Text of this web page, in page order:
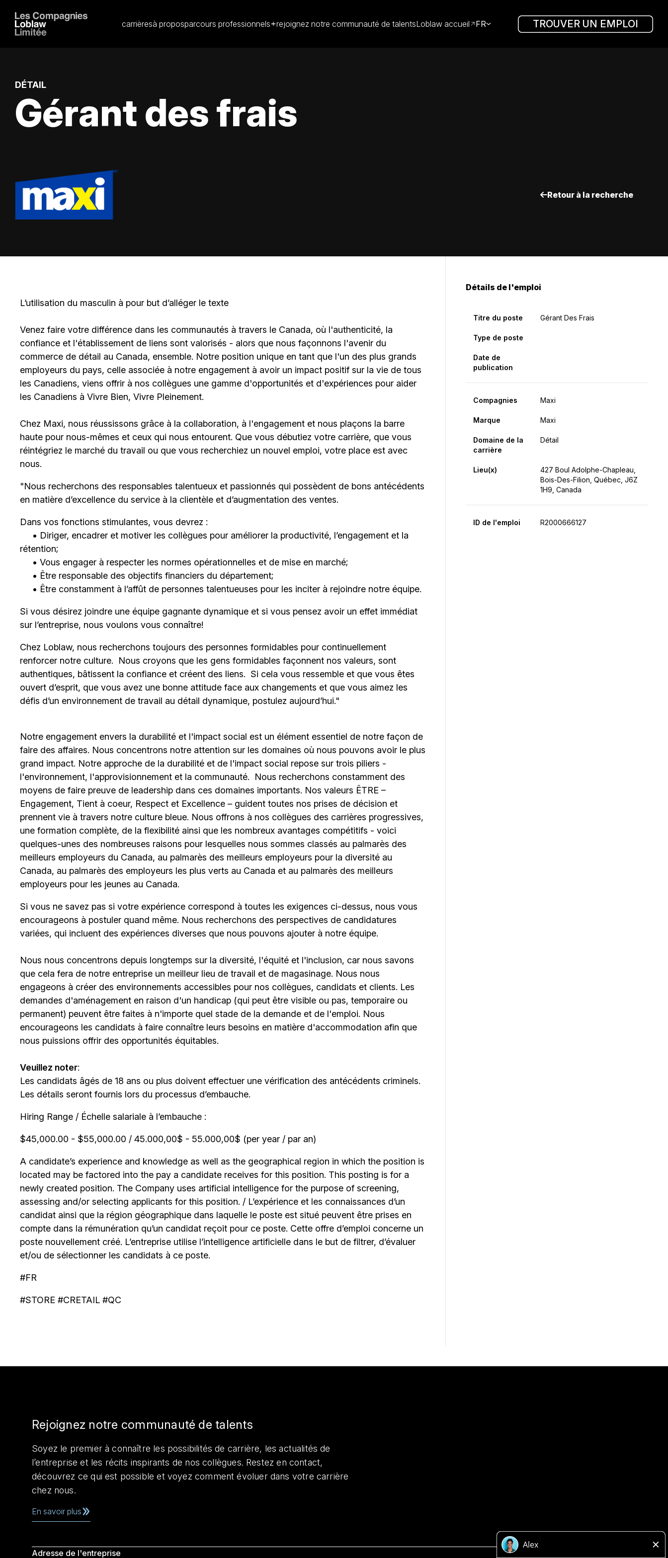
carrièresà proposparcours professionnels rejoignez notre communauté de talentsLoblaw accueil FR TROUVER UN EMPLOI
DÉTAIL
Gérant des frais
Retour à la recherche
L’utilisation du masculin à pour but d’alléger le texte
Venez faire votre différence dans les communautés à travers le Canada, où l'authenticité, la
confiance et l'établissement de liens sont valorisés - alors que nous façonnons l'avenir du
commerce de détail au Canada, ensemble. Notre position unique en tant que l'un des plus grands
employeurs du pays, celle associée à notre engagement à avoir un impact positif sur la vie de tous
les Canadiens, viens offrir à nos collègues une gamme d'opportunités et d'expériences pour aider
les Canadiens à Vivre Bien, Vivre Pleinement.
Chez Maxi, nous réussissons grâce à la collaboration, à l'engagement et nous plaçons la barre
haute pour nous-mêmes et ceux qui nous entourent. Que vous débutiez votre carrière, que vous
réintégriez le marché du travail ou que vous recherchiez un nouvel emploi, votre place est avec
nous.
"Nous recherchons des responsables talentueux et passionnés qui possèdent de bons antécédents
en matière d’excellence du service à la clientèle et d’augmentation des ventes.
Dans vos fonctions stimulantes, vous devrez :
• Diriger, encadrer et motiver les collègues pour améliorer la productivité, l’engagement et la
rétention;
• Vous engager à respecter les normes opérationnelles et de mise en marché;
• Être responsable des objectifs financiers du département;
• Être constamment à l’affût de personnes talentueuses pour les inciter à rejoindre notre équipe.
Si vous désirez joindre une équipe gagnante dynamique et si vous pensez avoir un effet immédiat
sur l’entreprise, nous voulons vous connaître!
Chez Loblaw, nous recherchons toujours des personnes formidables pour continuellement
renforcer notre culture. Nous croyons que les gens formidables façonnent nos valeurs, sont
authentiques, bâtissent la confiance et créent des liens. Si cela vous ressemble et que vous êtes
ouvert d’esprit, que vous avez une bonne attitude face aux changements et que vous aimez les
défis d’un environnement de travail au détail dynamique, postulez aujourd’hui."
Notre engagement envers la durabilité et l'impact social est un élément essentiel de notre façon de
faire des affaires. Nous concentrons notre attention sur les domaines où nous pouvons avoir le plus
grand impact. Notre approche de la durabilité et de l'impact social repose sur trois piliers -
l'environnement, l'approvisionnement et la communauté.
Nous recherchons constamment des
moyens de faire preuve de leadership dans ces domaines importants. Nos valeurs ÊTRE –
Engagement, Tient à coeur, Respect et Excellence – guident toutes nos prises de décision et
prennent vie à travers notre culture bleue. Nous offrons à nos collègues des carrières progressives,
une formation complète, de la flexibilité ainsi que les nombreux avantages compétitifs - voici
quelques-unes des nombreuses raisons pour lesquelles nous sommes classés au palmarès des
meilleurs employeurs du Canada, au palmarès des meilleurs employeurs pour la diversité au
Canada, au palmarès des employeurs les plus verts au Canada et au palmarès des meilleurs
employeurs pour les jeunes au Canada.
Si vous ne savez pas si votre expérience correspond à toutes les exigences ci-dessus, nous vous
encourageons à postuler quand même. Nous recherchons des perspectives de candidatures
variées, qui incluent des expériences diverses que nous pouvons ajouter à notre équipe.
Nous nous concentrons depuis longtemps sur la diversité, l'équité et l'inclusion, car nous savons
que cela fera de notre entreprise un meilleur lieu de travail et de magasinage. Nous nous
engageons à créer des environnements accessibles pour nos collègues, candidats et clients. Les
demandes d'aménagement en raison d'un handicap (qui peut être visible ou pas, temporaire ou
permanent) peuvent être faites à n'importe quel stade de la demande et de l'emploi. Nous
encourageons les candidats à faire connaître leurs besoins en matière d'accommodation afin que
nous puissions offrir des opportunités équitables.
Veuillez noter:
Les candidats âgés de 18 ans ou plus doivent effectuer une vérification des antécédents criminels.
Les détails seront fournis lors du processus d’embauche.
Hiring Range / Échelle salariale à l’embauche :
$45,000.00 - $55,000.00 / 45.000,00$ - 55.000,00$ (per year / par an)
A candidate’s experience and knowledge as well as the geographical region in which the position is
located may be factored into the pay a candidate receives for this position. This posting is for a
newly created position. The Company uses artificial intelligence for the purpose of screening,
assessing and/or selecting applicants for this position. / L’expérience et les connaissances d’un
candidat ainsi que la région géographique dans laquelle le poste est situé peuvent être prises en
compte dans la rémunération qu’un candidat reçoit pour ce poste. Cette offre d’emploi concerne un
poste nouvellement créé. L’entreprise utilise l’intelligence artificielle dans le but de filtrer, d’évaluer
et/ou de sélectionner les candidats à ce poste.
#FR
#STORE #CRETAIL #QC
Détails de l'emploi
Titre du poste Gérant Des Frais
Type de poste
Date de
publication
Compagnies Maxi
Marque Maxi
Domaine de la
carrière
Détail
Lieu(x)
427 Boul Adolphe-Chapleau,
Bois-Des-Filion, Québec, J6Z
1H9, Canada
ID de l'emploi R2000666127
Rejoignez notre communauté de talents
Soyez le premier à connaître les possibilités de carrière, les actualités de
l’entreprise et les récits inspirants de nos collègues. Restez en contact,
découvrez ce qui est possible et voyez comment évoluer dans votre carrière
chez nous.
En savoir plus
Adresse de l'entreprise